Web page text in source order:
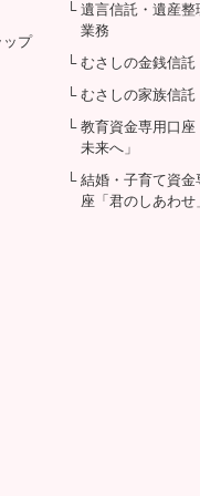
ップ
└ 遺言信託・遺産整
業務
└ むさしの金銭信託
└ むさしの家族信託
└ 教育資金専用口座
未来へ」
└ 結婚・子育て資金
座「君のしあわせ